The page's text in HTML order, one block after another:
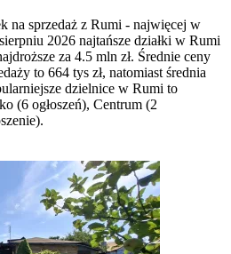
na sprzedaż z Rumi - najwięcej w
2026 najtańsze działki w Rumi
za 4.5 mln zł. Średnie ceny
to 664 tys zł, natomiast średnia
dzielnice w Rumi to
(6 ogłoszeń), Centrum (2